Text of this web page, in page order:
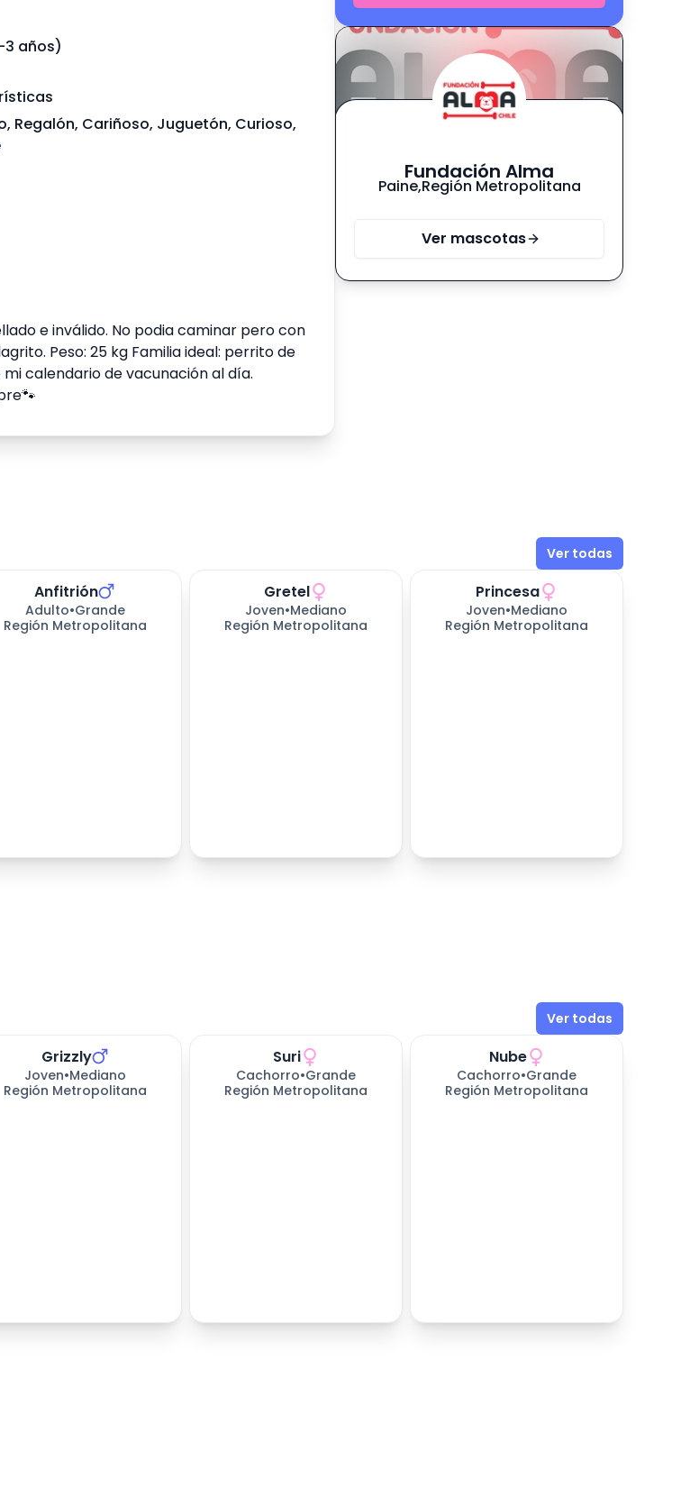
3 años)
Regalón, Cariñoso, Juguetón, Curioso,
e inválido. No podia caminar pero con
Peso: 25 kg Familia ideal: perrito de
calendario de vacunación al día.
Fundación Alma
Paine,Región Metropolitana
Ver mascotas
Ver todas
Anfitrión
Adulto•Grande
Región Metropolitana
Gretel
Joven•Mediano
Región Metropolitana
Princesa
Joven•Mediano
Región Metropolitana
Ver todas
Grizzly
Joven•Mediano
Región Metropolitana
Suri
Cachorro•Grande
Región Metropolitana
Nube
Cachorro•Grande
Región Metropolitana